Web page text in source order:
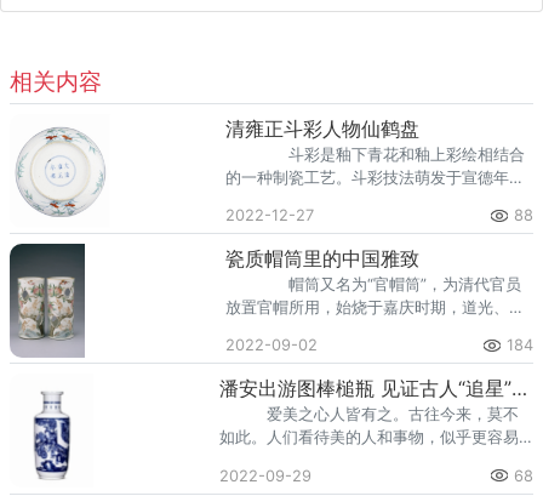
相关内容
清雍正斗彩人物仙鹤盘
斗彩是釉下青花和釉上彩绘相结合
的一种制瓷工艺。斗彩技法萌发于宣德年
代各朝都有仿制，尤以康雍乾三朝仿品最
多。其中以雍正仿品最接近成化斗彩瓷，是
清代斗彩瓷器烧制最...
2022-12-27 88
瓷质帽筒里的中国雅致
帽筒又名为“官帽筒”，为清代官员
放置官帽所用，始烧于嘉庆时期，道光、同
帽筒器型直上直下，有着“一统天下”之意
蕴。同时契合了古人“冠不落地，鞋不上
桌”的说法，是...
2022-09-02 184
潘安出游图棒槌瓶 见证古人“追星”也疯狂
爱美之心人皆有之。古往今来，莫不
如此。人们看待美的人和事物，似乎更容易
遍的印象里，现代社会是一个进步、开放和
2022-09-29 68